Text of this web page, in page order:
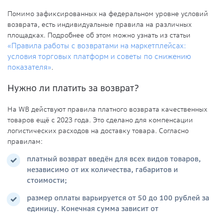
Помимо зафиксированных на федеральном уровне условий
возврата, есть индивидуальные правила на различных
площадках. Подробнее об этом можно узнать из статьи
«Правила работы с возвратами на маркетплейсах:
условия торговых платформ и советы по снижению
показателя».
Нужно ли платить за возврат?
На WB действуют правила платного возврата качественных
товаров ещё с 2023 года. Это сделано для компенсации
логистических расходов на доставку товара. Согласно
правилам:
платный возврат введён для всех видов товаров,
независимо от их количества, габаритов и
стоимости;
размер оплаты варьируется от 50 до 100 рублей за
единицу. Конечная сумма зависит от